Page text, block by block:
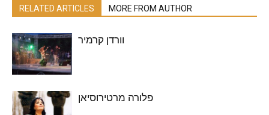
RELATED ARTICLES MORE FROM AUTHOR
וורדן קרמיר
פלורה מרטירוסיאן